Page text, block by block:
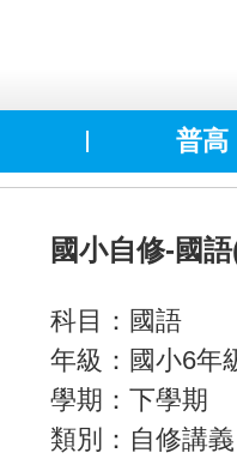
普高
國小自修-國
科目：國語
年級：國小6年
學期：下學期
類別：自修講義